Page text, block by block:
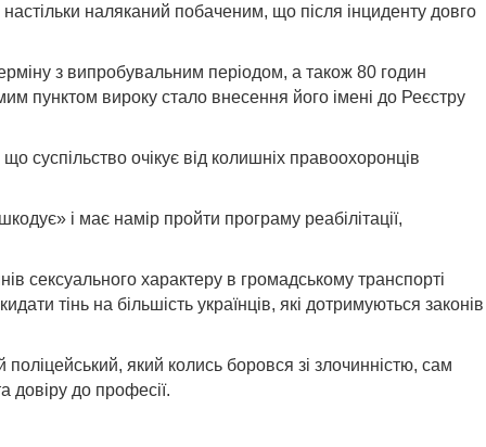
наляканий побаченим, що після інциденту довго
з випробувальним періодом, а також 80 годин
пунктом вироку стало внесення його імені до Реєстру
очікує від колишніх правоохоронців
і має намір пройти програму реабілітації,
сексуального характеру в громадському транспорті
тінь на більшість українців, які дотримуються законів
який колись боровся зі злочинністю, сам
довіру до професії.